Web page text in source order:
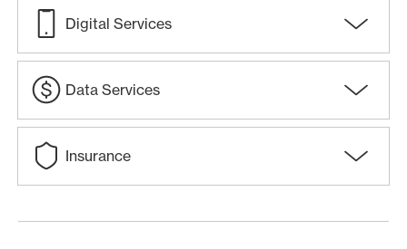
Digital Services
Data Services
Insurance